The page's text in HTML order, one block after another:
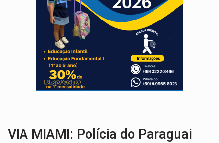
DEFESA:Exército testa inovações no combate a drones durante
TEMAS SOCIOAMBIENTAIS:Em Itapuã do Oeste, CINEMAZÔNIA leva cinema
PREVISÃO: Interior de Rondônia terá sábado (8) de calor
INFRAESTRUTURA: Após quase 30 anos de espera, asfalto chega ao
A ILHA:Coreografia de Rondônia estreia na programação do Festival de
VIA MIAMI: Polícia do Paraguai